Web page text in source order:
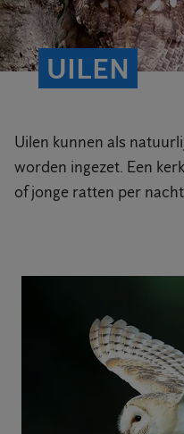
UILEN
Uilen kunnen als
worden ingezet. Een
of jonge ratten per